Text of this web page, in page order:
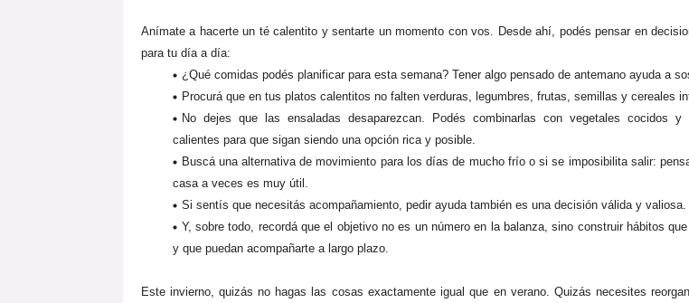
Anímate a hacerte un té calentito y sentarte un momento con vos. Desde ahí, podés pensar en
para tu día a día:
¿Qué comidas podés planificar para esta semana? Tener algo pensado de antemano ayuda a
Procurá que en tus platos calentitos no falten verduras, legumbres, frutas, semillas y cereales
No dejes que las ensaladas desaparezcan. Podés combinarlas con vegetales cocidos y
calientes para que sigan siendo una opción rica y posible.
Buscá una alternativa de movimiento para los días de mucho frío o si se imposibilita salir:
casa a veces es muy útil.
Si sentís que necesitás acompañamiento, pedir ayuda también es una decisión válida y valiosa.
Y, sobre todo, recordá que el objetivo no es un número en la balanza, sino construir hábitos
y que puedan acompañarte a largo plazo.
Este invierno, quizás no hagas las cosas exactamente igual que en verano. Quizás necesites